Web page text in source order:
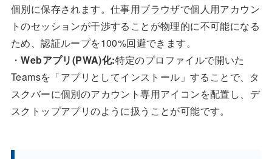
個別に保存されます。仕事用ブラウザで個人用アカウン
トのセッションが干渉することが物理的に不可能になる
ため、認証ループを100%回避できます。
・Webアプリ(PWA)化:特定のプロファイルで開いた
Teamsを「アプリとしてインストール」することで、タ
スクバーに個別のアカウント専用アイコンを配置し、デ
スクトップアプリのように扱うことが可能です。